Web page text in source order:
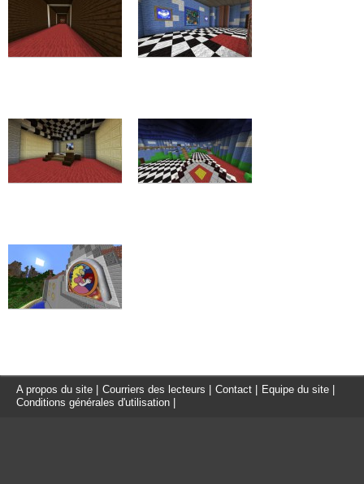
A propos du site Courriers des lecteurs Contact Equipe du site
Conditions générales d'utilisation